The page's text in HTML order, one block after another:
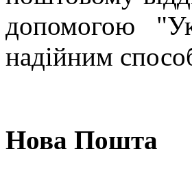
допомогою
надійним
Нова Пошта